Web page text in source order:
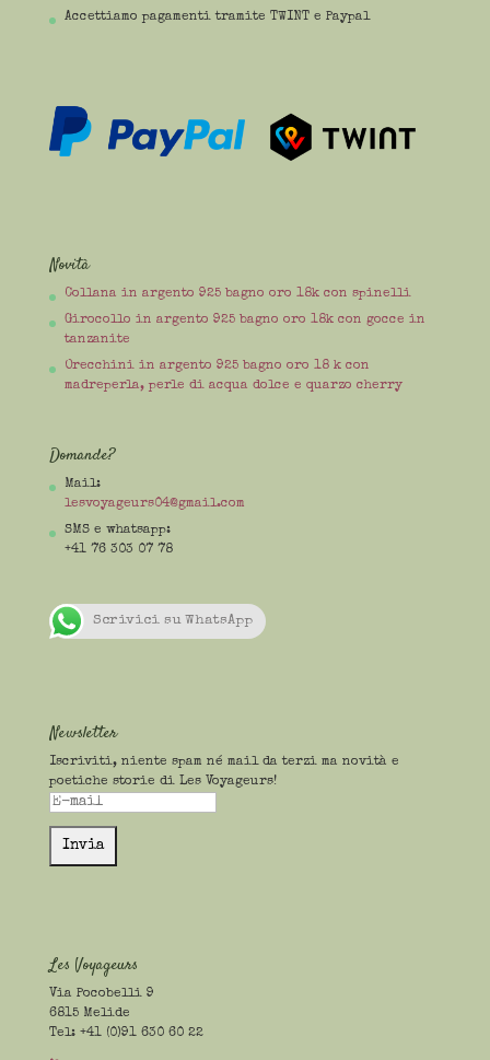
Accettiamo pagamenti tramite TWINT e Paypal
Novità
Collana in argento 925 bagno oro 18k con spinelli
Girocollo in argento 925 bagno oro 18k con gocce in
tanzanite
Orecchini in argento 925 bagno oro 18 k con
madreperla, perle di acqua dolce e quarzo cherry
Domande?
Mail:
lesvoyageurs04@gmail.com
SMS e whatsapp:
+41 76 303 07 78
Scrivici su WhatsApp
Newsletter
Iscriviti, niente spam né mail da terzi ma novità e
poetiche storie di Les Voyageurs!
Les Voyageurs
Via Pocobelli 9
6815 Melide
Tel: +41 (0)91 630 60 22